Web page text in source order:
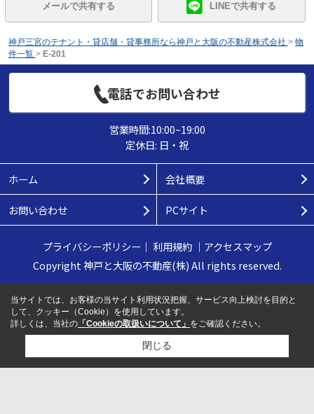
メールで共有する LINEで共有する
神戸三宮のテナント・貸店舗・貸事務所なら神戸と大阪の不動産株式会社 > 物
件一覧 > E-201
電話でお問い合わせ
営業時間:10:00~19:00
定休日: 日・祝
ホーム 会社概要
お問い合わせ PCサイト
プライバシーポリシー ｜ 利用規約｜ アクセスマップ
Copyright 神戸と大阪の不動産(株) All rights reserved.
当サイトでは、お客様の当サイト利用状況把握、サービス向上検討を目的と
して、クッキー（Cookie）を使用しています。
詳しくは、当社の 「Cookieの取扱いについて」 をご確認ください。
閉じる